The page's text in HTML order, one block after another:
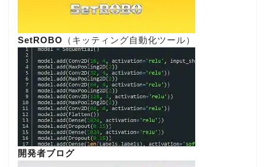
SetROBO （キッティング自動化ツール）
開発者ブログ